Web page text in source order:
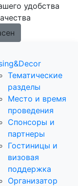
удобства
Тематические
разделы
Место и время
проведения
Спонсоры и
партнеры
Гостиницы и
визовая
поддержка
Организатор